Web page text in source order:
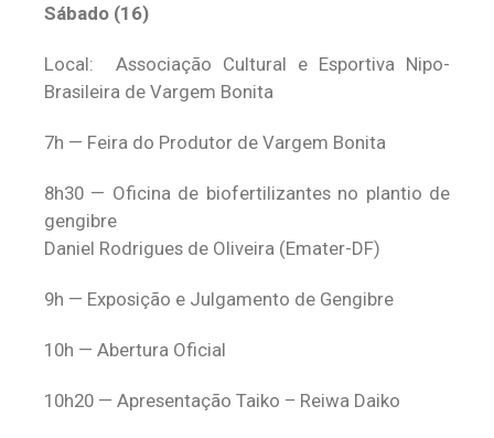
Sábado (16)
Local: Associação Cultural e Esportiva Nipo-
Brasileira de Vargem Bonita
7h — Feira do Produtor de Vargem Bonita
8h30 — Oficina de biofertilizantes no plantio de
gengibre
Daniel Rodrigues de Oliveira (Emater-DF)
9h — Exposição e Julgamento de Gengibre
10h — Abertura Oficial
10h20 — Apresentação Taiko – Reiwa Daiko